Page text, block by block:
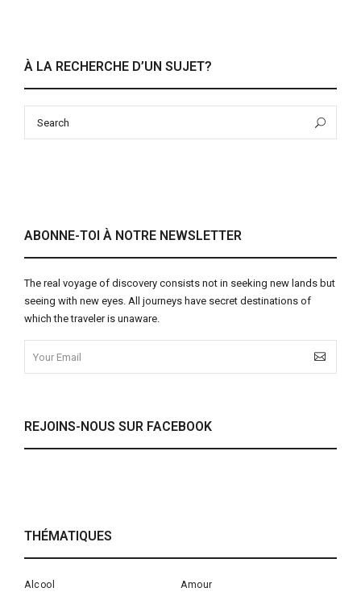
À LA RECHERCHE D’UN SUJET?
ABONNE-TOI À NOTRE NEWSLETTER
The real voyage of discovery consists not in seeking new lands but
seeing with new eyes. All journeys have secret destinations of
which the traveler is unaware.
REJOINS-NOUS SUR FACEBOOK
THÉMATIQUES
Alcool
Amour